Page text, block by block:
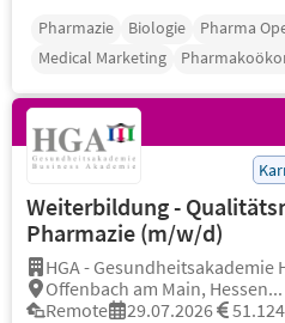
Pharmazie Biologie Pharma
Medical Marketing
Weiterbildung -
Pharmazie (m/w/d)
HGA - Gesundheitsakademie
Offenbach am Main, Hessen...
Remote
29.07.2026